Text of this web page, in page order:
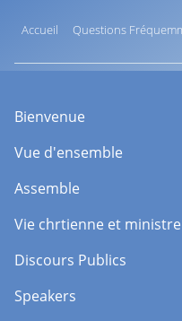
Accueil Questions
Bienvenue
Vue d'ensemble
Assemble
Vie chrtienne et ministre
Discours Publics
Speakers
Our
with the